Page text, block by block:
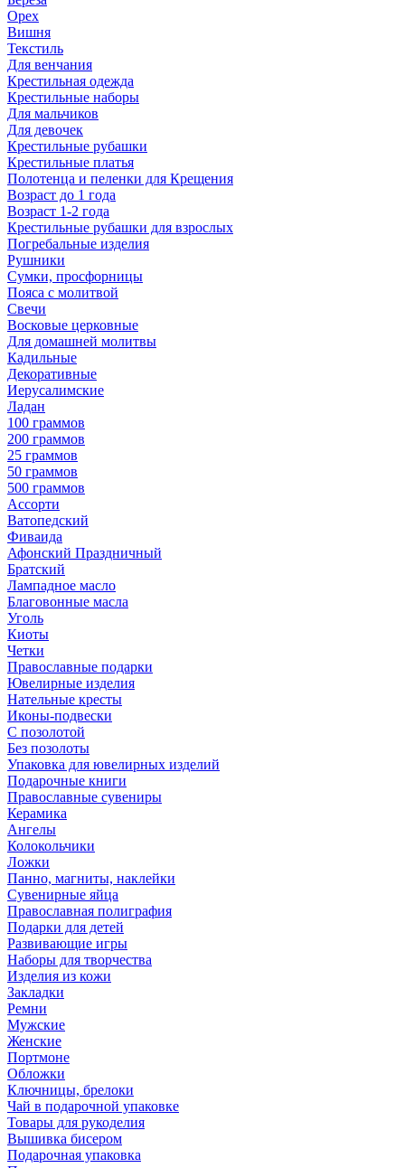
Орех
Вишня
Текстиль
Для венчания
Крестильная одежда
Крестильные наборы
Для мальчиков
Для девочек
Крестильные рубашки
Крестильные платья
Полотенца и пеленки для Крещения
Возраст до 1 года
Возраст 1-2 года
Крестильные рубашки для взрослых
Погребальные изделия
Рушники
Сумки, просфорницы
Пояса с молитвой
Свечи
Восковые церковные
Для домашней молитвы
Кадильные
Декоративные
Иерусалимские
Ладан
100 граммов
200 граммов
25 граммов
50 граммов
500 граммов
Ассорти
Ватопедский
Фиваида
Афонский Праздничный
Братский
Лампадное масло
Благовонные масла
Уголь
Киоты
Четки
Православные подарки
Ювелирные изделия
Нательные кресты
Иконы-подвески
С позолотой
Без позолоты
Упаковка для ювелирных изделий
Подарочные книги
Православные сувениры
Керамика
Ангелы
Колокольчики
Ложки
Панно, магниты, наклейки
Сувенирные яйца
Православная полиграфия
Подарки для детей
Развивающие игры
Наборы для творчества
Изделия из кожи
Закладки
Ремни
Мужские
Женские
Портмоне
Обложки
Ключницы, брелоки
Чай в подарочной упаковке
Товары для рукоделия
Вышивка бисером
Подарочная упаковка